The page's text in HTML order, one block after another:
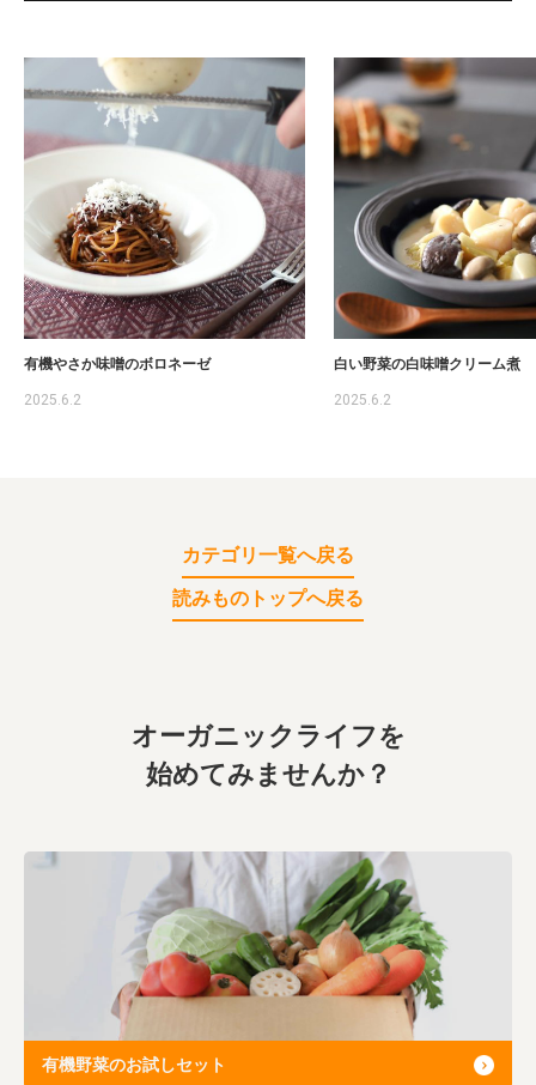
有機やさか味噌のボロネーゼ
2025.6.2
白い野菜の白味噌クリーム煮
2025.6.2
カテゴリ一覧へ戻る
読みものトップへ戻る
オーガニックライフを
始めてみませんか？
有機野菜のお試しセット